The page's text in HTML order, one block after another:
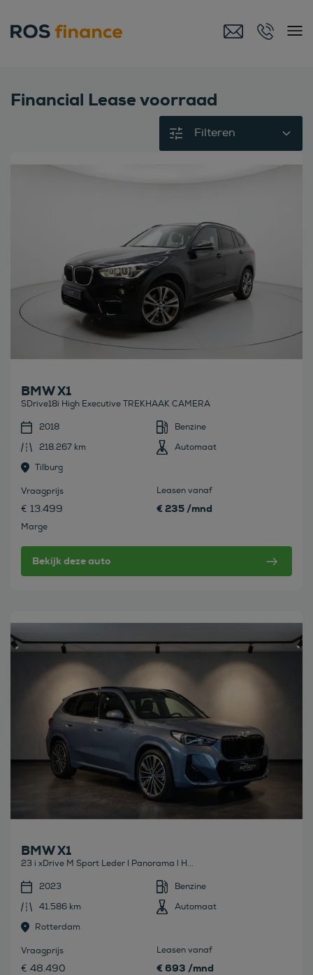
Financial Lease voorraad
Filteren
Bekijk deze auto
BMW X1
SDrive18i High Executive TREKHAAK CAMERA
2018
Benzine
218.267 km
Automaat
Tilburg
Vraagprijs
€ 13.499
Marge
Leasen vanaf
€ 235 /mnd
Bekijk deze auto
Bekijk deze auto
BMW X1
23 i xDrive M Sport Leder l Panorama l H...
2023
Benzine
41.586 km
Automaat
Rotterdam
Vraagprijs
€ 48.490
Leasen vanaf
€ 693 /mnd